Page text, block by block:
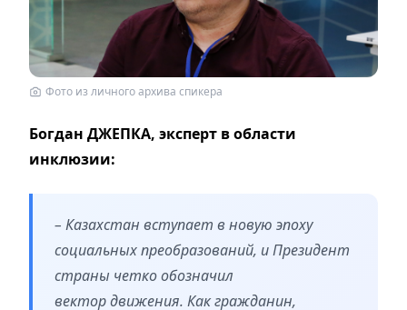
Фото из личного архива спикера
Богдан ДЖЕПКА, эксперт в области
инклюзии:
– Казахстан вступает в новую эпоху
социальных преобразований, и Президент
страны четко обозначил
вектор движения. Как гражданин,